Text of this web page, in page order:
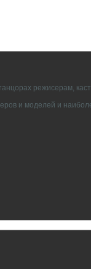
режисерам,
и моделей и